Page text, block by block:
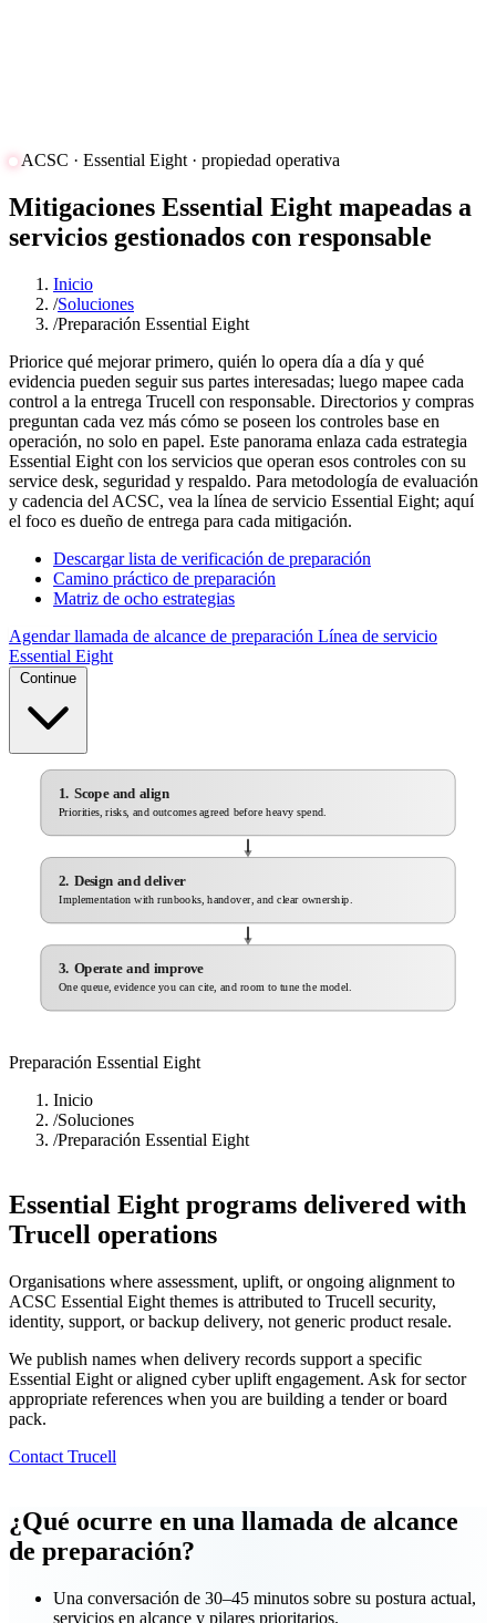
ACSC · Essential Eight · propiedad operativa
Mitigaciones Essential Eight mapeadas a
servicios gestionados con responsable
Inicio
/Soluciones
/Preparación Essential Eight
Priorice qué mejorar primero, quién lo opera día a día y qué
evidencia pueden seguir sus partes interesadas; luego mapee cada
control a la entrega Trucell con responsable. Directorios y compras
preguntan cada vez más cómo se poseen los controles base en
operación, no solo en papel. Este panorama enlaza cada estrategia
Essential Eight con los servicios que operan esos controles con su
service desk, seguridad y respaldo. Para metodología de evaluación
y cadencia del ACSC, vea la línea de servicio Essential Eight; aquí
el foco es dueño de entrega para cada mitigación.
Descargar lista de verificación de preparación
Camino práctico de preparación
Matriz de ocho estrategias
Agendar llamada de alcance de preparación Línea de servicio
Essential Eight
Continue
1. Scope and align
Priorities, risks, and outcomes agreed before heavy spend.
2. Design and deliver
Implementation with runbooks, handover, and clear ownership.
3. Operate and improve
One queue, evidence you can cite, and room to tune the model.
Preparación Essential Eight
Inicio
/Soluciones
/Preparación Essential Eight
Essential Eight programs delivered with
Trucell operations
Organisations where assessment, uplift, or ongoing alignment to
ACSC Essential Eight themes is attributed to Trucell security,
identity, support, or backup delivery, not generic product resale.
We publish names when delivery records support a specific
Essential Eight or aligned cyber uplift engagement. Ask for sector
appropriate references when you are building a tender or board
pack.
Contact Trucell
¿Qué ocurre en una llamada de alcance
de preparación?
Una conversación de 30–45 minutos sobre su postura actual,
servicios en alcance y pilares prioritarios.